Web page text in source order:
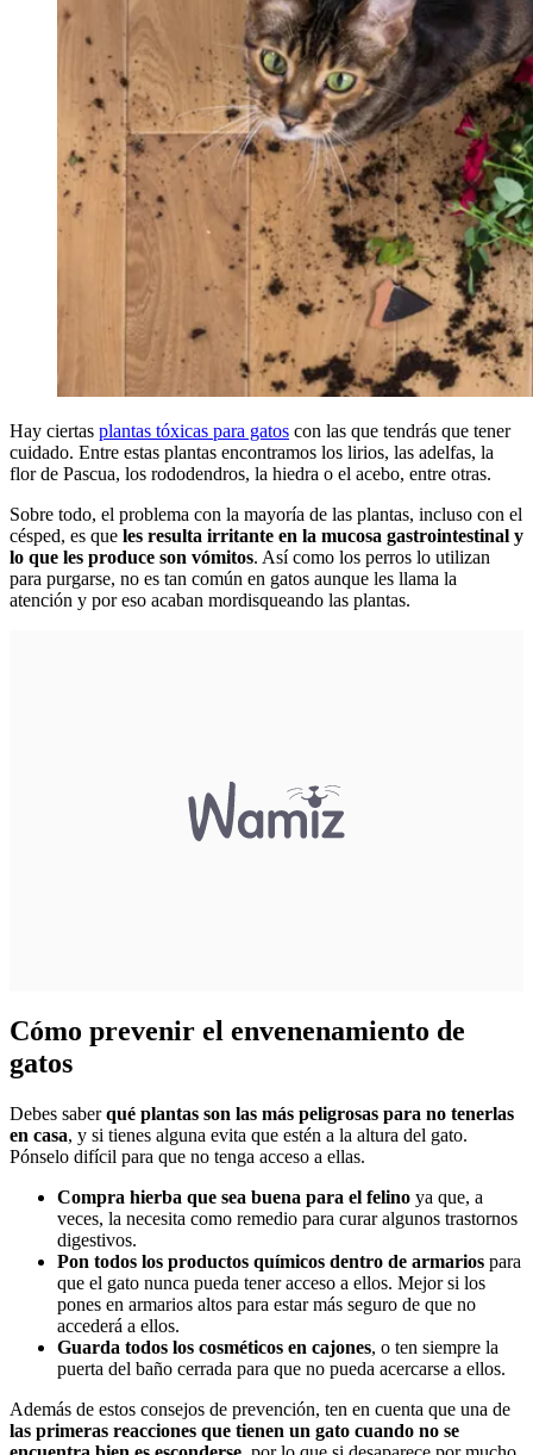
Hay ciertas plantas tóxicas para gatos con las que tendrás que tener
cuidado. Entre estas plantas encontramos los lirios, las adelfas, la
flor de Pascua, los rododendros, la hiedra o el acebo, entre otras.
Sobre todo, el problema con la mayoría de las plantas, incluso con el
césped, es que les resulta irritante en la mucosa gastrointestinal y
lo que les produce son vómitos. Así como los perros lo utilizan
para purgarse, no es tan común en gatos aunque les llama la
atención y por eso acaban mordisqueando las plantas.
Cómo prevenir el envenenamiento de
gatos
Debes saberqué plantas son las más peligrosas para no tenerlas
en casa, y si tienes alguna evita que estén a la altura del gato.
Pónselo difícil para que no tenga acceso a ellas.
Compra hierba que sea buena para el felino ya que, a
veces, la necesita como remedio para curar algunos trastornos
digestivos.
Pon todos los productos químicos dentro de armarios para
que el gato nunca pueda tener acceso a ellos. Mejor si los
pones en armarios altos para estar más seguro de que no
accederá a ellos.
Guarda todos los cosméticos en cajones, o ten siempre la
puerta del baño cerrada para que no pueda acercarse a ellos.
Además de estos consejos de prevención, ten en cuenta que una de
las primeras reacciones que tienen un gato cuando no se